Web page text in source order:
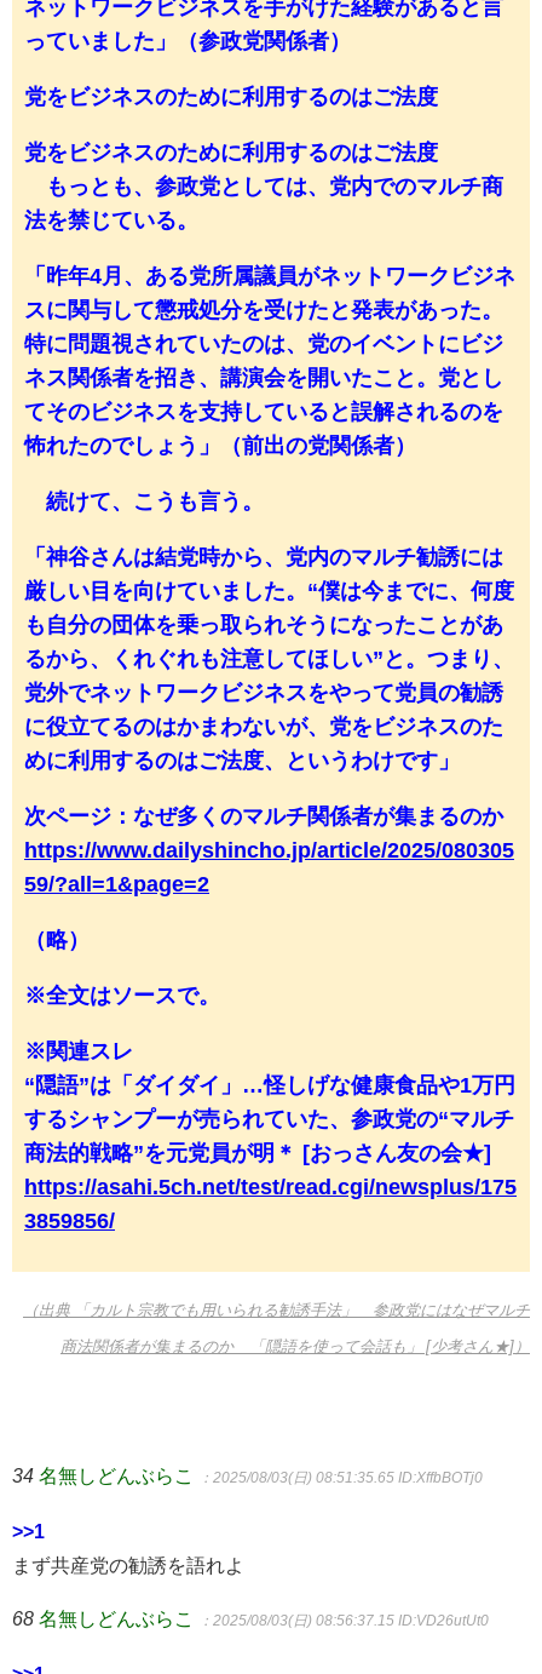
ネットワークビジネスを手がけた経験があると言
っていました」（参政党関係者）
党をビジネスのために利用するのはご法度
党をビジネスのために利用するのはご法度
もっとも、参政党としては、党内でのマルチ商
法を禁じている。
「昨年4月、ある党所属議員がネットワークビジネ
スに関与して懲戒処分を受けたと発表があった。
特に問題視されていたのは、党のイベントにビジ
ネス関係者を招き、講演会を開いたこと。党とし
てそのビジネスを支持していると誤解されるのを
怖れたのでしょう」（前出の党関係者）
続けて、こうも言う。
「神谷さんは結党時から、党内のマルチ勧誘には
厳しい目を向けていました。“僕は今までに、何度
も自分の団体を乗っ取られそうになったことがあ
るから、くれぐれも注意してほしい”と。つまり、
党外でネットワークビジネスをやって党員の勧誘
に役立てるのはかまわないが、党をビジネスのた
めに利用するのはご法度、というわけです」
次ページ：なぜ多くのマルチ関係者が集まるのか
https://www.dailyshincho.jp/article/2025/080305
59/?all=1&page=2
（略）
※全文はソースで。
※関連スレ
“隠語”は「ダイダイ」…怪しげな健康食品や1万円
するシャンプーが売られていた、参政党の“マルチ
商法的戦略”を元党員が明＊ [おっさん友の会★]
https://asahi.5ch.net/test/read.cgi/newsplus/175
3859856/
（出典 「カルト宗教でも用いられる勧誘手法」 参政党にはなぜマルチ
商法関係者が集まるのか 「隠語を使って会話も」 [少考さん★]）
34 名無しどんぶらこ ：2025/08/03(日) 08:51:35.65 ID:XffbBOTj0
>>1
まず共産党の勧誘を語れよ
68 名無しどんぶらこ ：2025/08/03(日) 08:56:37.15 ID:VD26utUt0